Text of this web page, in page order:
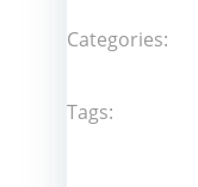
Categories:
Tags: